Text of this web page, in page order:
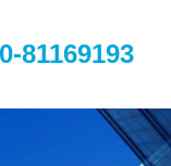
81169193